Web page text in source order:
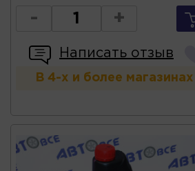
- +
Написать отзыв
В 4-х и более магазинах